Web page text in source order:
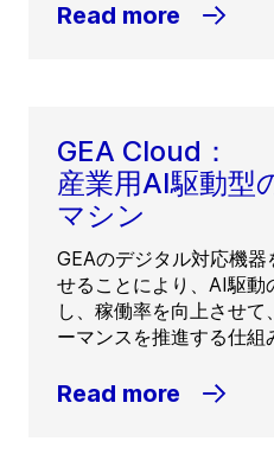
Read more
GEA Cloud：
産業用AI駆動型
マシン
GEAのデジタル対応機器
せることにより、AI駆動
し、稼働率を向上させ
ーマンスを推進する仕組
Read more